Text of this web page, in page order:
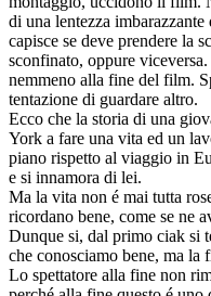
di una lentezza
capisce se deve prendere la
sconfinato, oppure
nemmeno alla fine del film.
tentazione di guardare altro.
Ecco che la storia di una
York a fare una vita ed un
piano rispetto al viaggio in
e si innamora di lei.
Ma la vita non é mai tutta
ricordano bene, come se ne
Dunque si, dal primo ciak si
che conosciamo bene, ma la
Lo spettatore alla fine non